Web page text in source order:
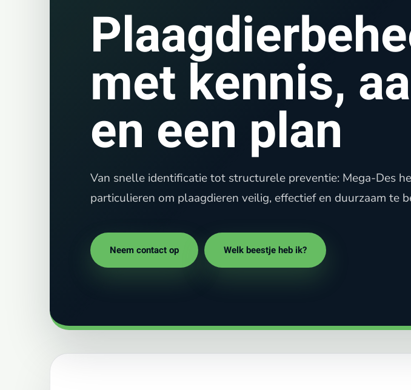
met kennis,
en een plan
Van snelle identificatie tot structurele preventie: Mega-Des
particulieren om plaagdieren veilig, effectief en duurzaam te
Neem contact op Welk beestje heb ik?